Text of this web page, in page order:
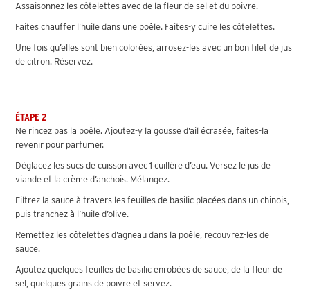
Assaisonnez les côtelettes avec de la fleur de sel et du poivre.
Faites chauffer l’huile dans une poêle. Faites-y cuire les côtelettes.
Une fois qu’elles sont bien colorées, arrosez-les avec un bon filet de jus
de citron. Réservez.
ÉTAPE 2
Ne rincez pas la poêle. Ajoutez-y la gousse d’ail écrasée, faites-la
revenir pour parfumer.
Déglacez les sucs de cuisson avec 1 cuillère d’eau. Versez le jus de
viande et la crème d’anchois. Mélangez.
Filtrez la sauce à travers les feuilles de basilic placées dans un chinois,
puis tranchez à l’huile d’olive.
Remettez les côtelettes d’agneau dans la poêle, recouvrez-les de
sauce.
Ajoutez quelques feuilles de basilic enrobées de sauce, de la fleur de
sel, quelques grains de poivre et servez.